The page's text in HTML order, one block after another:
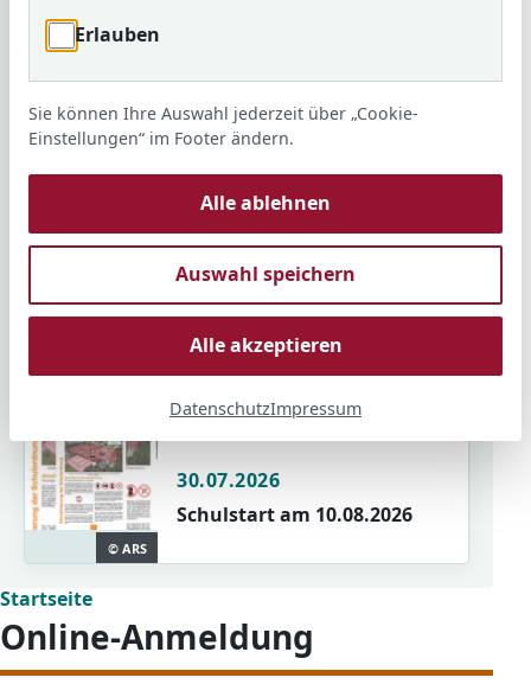
Öffnungszeiten
© ARS
29.06.2026
Digitale Welt im Jahrgang 5
Liste der neuen Klassen
© ARS
30.07.2026
Schulstart am 10.08.2026
Startseite
Online-Anmeldung
Erlauben
Sie können Ihre Auswahl jederzeit über „Cookie-
Einstellungen“ im Footer ändern.
Alle ablehnen
Auswahl speichern
Alle akzeptieren
DatenschutzImpressum